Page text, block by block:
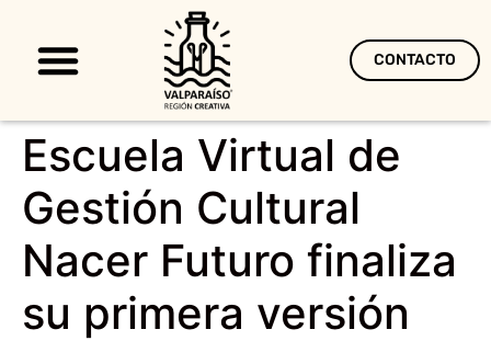
CONTACTO
Escuela Virtual de
Gestión Cultural
Nacer Futuro finaliza
su primera versión